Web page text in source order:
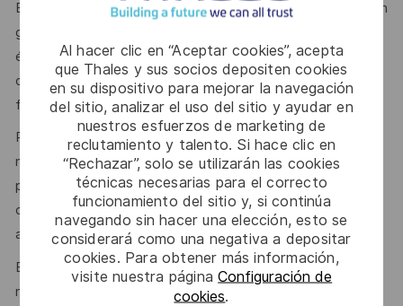
Al hacer clic en “Aceptar cookies”, acepta
que Thales y sus socios depositen cookies
en su dispositivo para mejorar la navegación
del sitio, analizar el uso del sitio y ayudar en
nuestros esfuerzos de marketing de
reclutamiento y talento. Si hace clic en
“Rechazar”, solo se utilizarán las cookies
técnicas necesarias para el correcto
funcionamiento del sitio y, si continúa
navegando sin hacer una elección, esto se
considerará como una negativa a depositar
cookies. Para obtener más información,
visite nuestra páginaConfiguración de
cookies.
En rejoignant Thales Services Numériques, vous intégrez un
grand groupe et ses avantages mais également des
équipes locales à taille humaine, dynamiques et motivées,
où le management de proximité et la bienveillance
favorisent l’épanouissement et la réussite de chacun.
Pour poursuivre notre développement sur le site de Brest,
nous recherchons les talents d'aujourd'hui et de demain :
professionnels passionnés, motivés, prêts à relever les
défis de notre secteur d'activité « défense » et à grandir
avec nous.
Ensemble, grâce à votre expertise et votre engagement,
relevons les défis et construisons l’avenir !